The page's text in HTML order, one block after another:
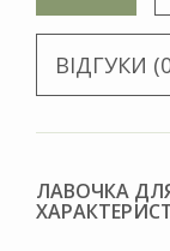
ВІДГУКИ
ЛАВОЧКА